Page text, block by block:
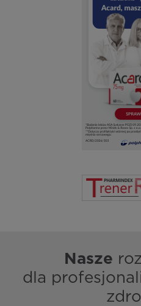
Nasze
dla